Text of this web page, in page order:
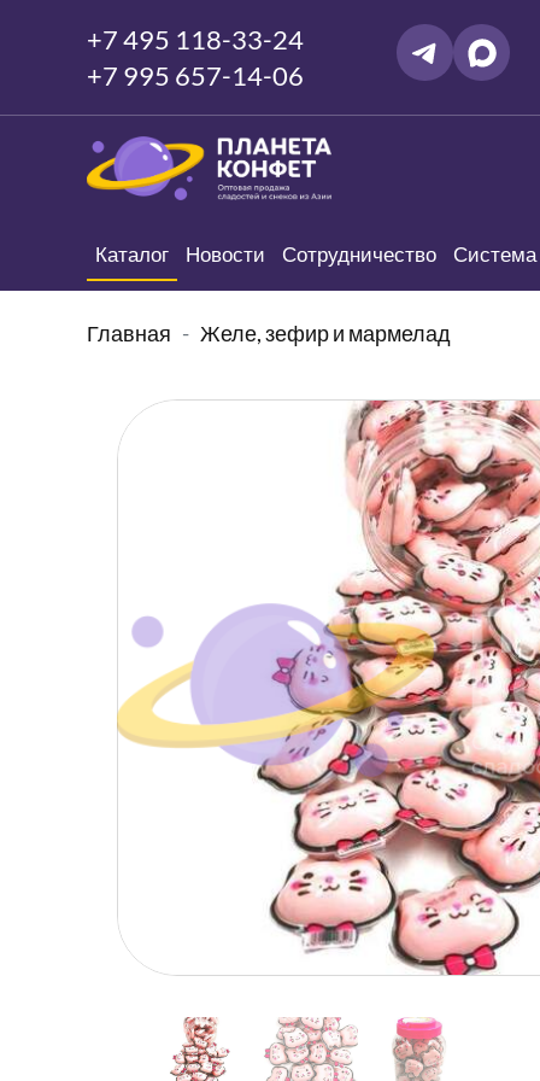
+7 495 118-33-24
+7 995 657-14-06
Каталог Новости Сотрудничество Система
Главная Желе, зефир и мармелад